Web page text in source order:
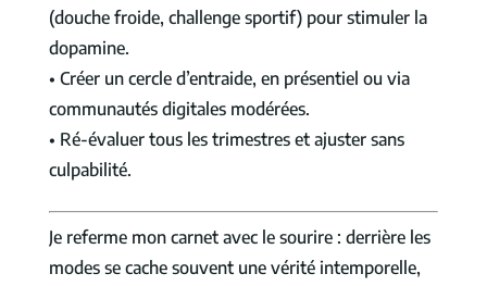
(douche froide, challenge sportif) pour stimuler la
dopamine.
• Créer un cercle d’entraide, en présentiel ou via
communautés digitales modérées.
• Ré-évaluer tous les trimestres et ajuster sans
culpabilité.
Je referme mon carnet avec le sourire : derrière les
modes se cache souvent une vérité intemporelle,